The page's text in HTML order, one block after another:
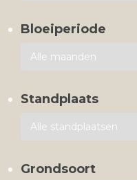
Bloeiperiode
Standplaats
Grondsoort